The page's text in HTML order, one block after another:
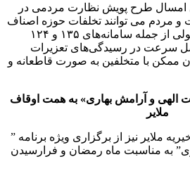
امسال طرح پویش نظارت مردمی در
و مردم می توانند تخلفات حوزه اصناف
و بازار را به دستگاه‌های متولی از جمله سامانه‌های ۱۳۵ و ۱۲۴
سرعت در رسیدگی‌های تعزیرات
ممکن با متخلفین به صورت قاطعانه و
الهی و آرامش بهاری» به همت اوقاف
ملایر
ملایر نیز از برگزاری ویژه برنامه ”
به مناسبت ماه رمضان و فرارسیدن